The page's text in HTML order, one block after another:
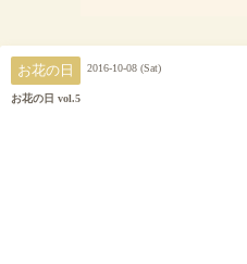
お花の日 2016-10-08 (Sat)
お花の日 vol.5